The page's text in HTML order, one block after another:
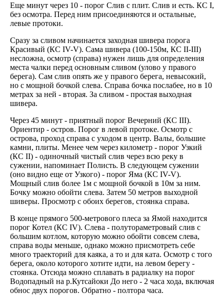
Еще минут через 10 - порог Слив с плит. Слив и есть. КС I,
без осмотра. Перед ним присоединяются и остальные,
левые протоки.
Сразу за сливом начинается заходная шивера порога
Красивый (КС IV-V). Сама шивера (100-150м, КС II-III)
несложна, осмотр (справа) нужен лишь для определения
места чалки перед основным сливом (улово у правого
берега). Сам слив опять же у правого берега, невысокий,
но с мощной бочкой слева. Справа бочка послабее, но в 10
метрах за ней - вторая. За сливом - простая выходная
шивера.
Через 45 минут - приятный порог Вечерний (КС III).
Ориентир - остров. Порог в левой протоке. Осмотр с
острова, проход справа с уходом в центр. Валы, большие
камни, плиты. Менее чем через километр - порог Узкий
(КС II) - одиночный чистый слив через всю реку в
сужении, напоминает Полисть. В следующем сужении
(оно видно еще от Узкого) - порог Яма (КС IV-V).
Мощный слив более 1м с мощной бочкой в 10м за ним.
Бочку можно обойти слева. Затем 50 метров выходной
шиверы. Просмотр с обоих берегов, стоянка справа.
В конце прямого 500-метрового плеса за Ямой находится
порог Котел (КС IV). Слева - полутораметровый слив с
большим котлом, которую можно обойти совсем слева,
справа воды меньше, однако можно присмотреть себе
много траекторий для каяка, а то и для ката. Осмотр с того
берега, около которого хотите идти, на левом берегу -
стоянка. Отсюда можно сплавать в радиалку на порог
Водопадный на р.Кутсайоки До него - 2 часа хода, включая
обнос двух порогов. Обратно - полтора часа.